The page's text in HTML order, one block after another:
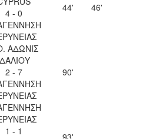
4 - 0
44' 46'
ΑΔΩΝΙΣ
2 - 7
90'
1 - 1